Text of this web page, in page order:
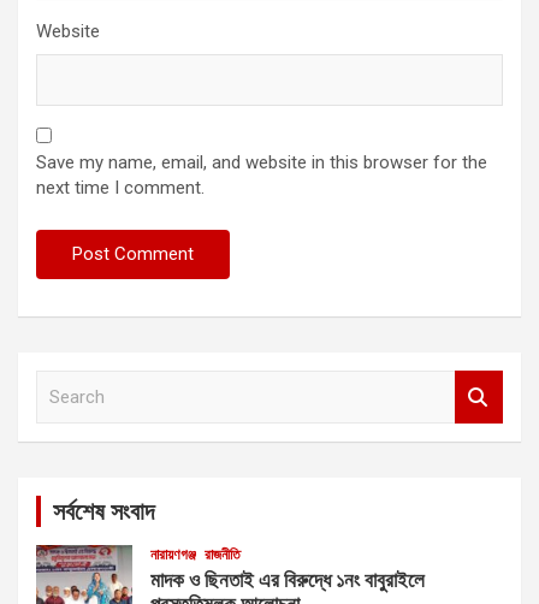
Website
Save my name, email, and website in this browser for the
next time I comment.
সর্বশেষ সংবাদ
নারায়ণগঞ্জ রাজনীতি
মাদক ও ছিনতাই এর বিরুদ্ধে ১নং বাবুরাইলে